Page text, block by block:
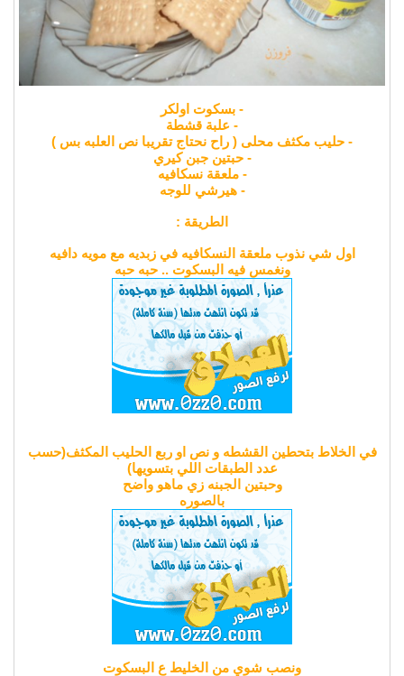
- بسكوت اولكر
- علبة قشطة
- حليب مكثف محلى ( راح نحتاج تقريبا نص العلبه بس )
- حبتين جبن كيري
- ملعقة نسكافيه
- هيرشي للوجه
الطريقة :
اول شي نذوب ملعقة النسكافيه في زبديه مع مويه دافيه
ونغمس فيه البسكوت .. حبه حبه
في الخلاط بتحطين القشطه و نص او ربع الحليب المكثف(حسب
عدد الطبقات اللي بتسويها)
وحبتين الجبنه زي ماهو واضح
بالصوره
ونصب شوي من الخليط ع البسكوت